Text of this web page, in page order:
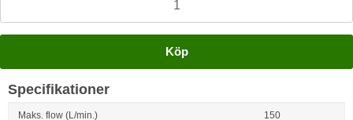
Köp
Specifikationer
Maks. flow (L/min.) 150